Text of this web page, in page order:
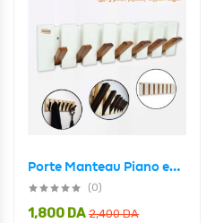
Porte Manteau Piano en Bois 7crochet Design Moderne BLANC-MARRON
(0)
2,400DA
1,800 DA